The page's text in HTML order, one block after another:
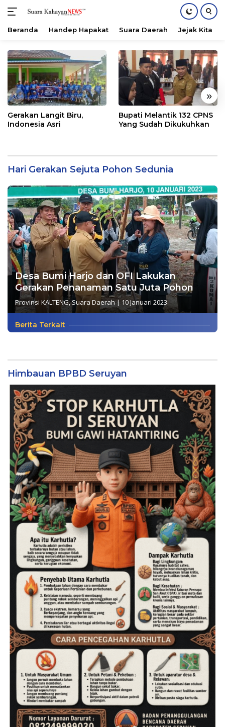
konten
Beranda Handep Hapakat Suara Daerah Jejak Kita
« »
Gerakan Langit Biru,
Indonesia Asri
Bupati Melantik 132 CPNS
Yang Sudah Dikukuhkan
Hari Gerakan Sejuta Pohon Sedunia
Desa Bumi Harjo dan OFI Lakukan
Gerakan Penanaman Satu Juta Pohon
Provinsi KALTENG,Suara Daerah| 10 Januari 2023
Berita Terkait
Himbauan BPBD Seruyan